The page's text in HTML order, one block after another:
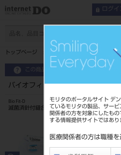
モリタのポータルサイト デ
ているモリタの製品、サー
関係者の方を対象にしたも
する情報提供サイトではあり
医療関係者の方は職種を
ログイ
トップページ バイオフィットD テフデッ
この商品に関するお問い合わせ
バイオフィットD テフデッサーII（
Bio Fit-D
滅菌済針付縫合糸